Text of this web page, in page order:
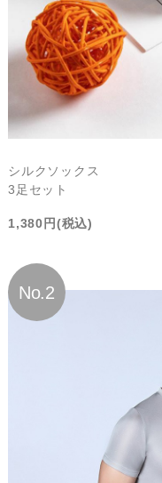
シルクソックス
3足セット
1,380円(税込)